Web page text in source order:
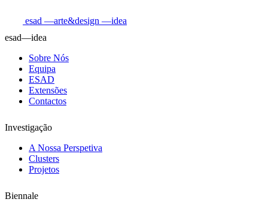
esad —arte&design —idea
esad—idea
Sobre Nós
Equipa
ESAD
Extensões
Contactos
Investigação
A Nossa Perspetiva
Clusters
Projetos
Biennale